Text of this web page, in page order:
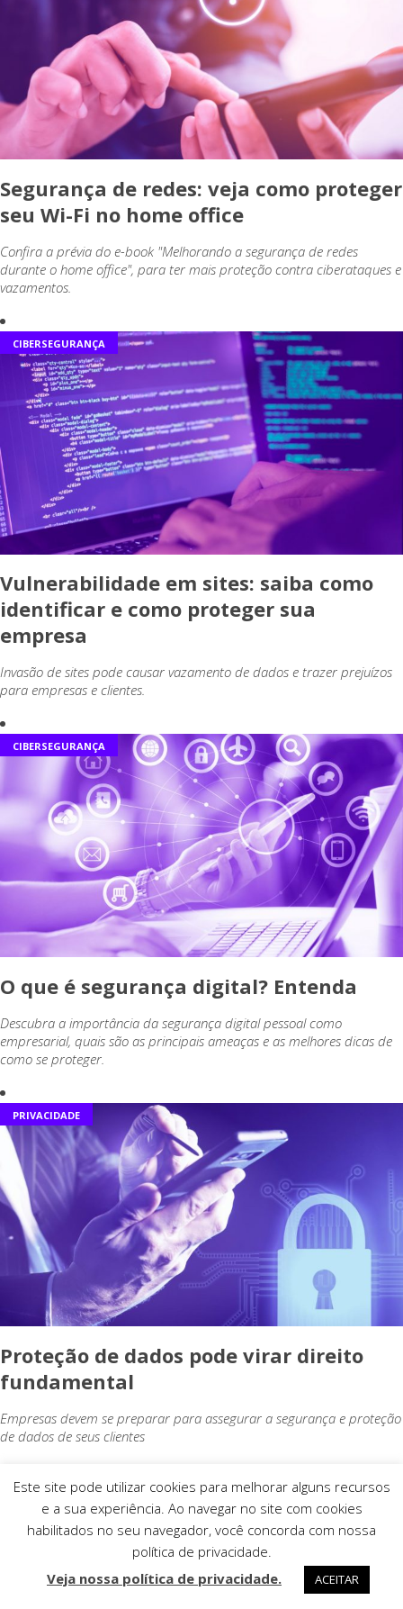
Segurança de redes: veja como proteger
seu Wi-Fi no home office
Confira a prévia do e-book "Melhorando a segurança de redes
durante o home office", para ter mais proteção contra ciberataques e
vazamentos.
CIBERSEGURANÇA
Vulnerabilidade em sites: saiba como
identificar e como proteger sua
empresa
Invasão de sites pode causar vazamento de dados e trazer prejuízos
para empresas e clientes.
CIBERSEGURANÇA
O que é segurança digital? Entenda
Descubra a importância da segurança digital pessoal como
empresarial, quais são as principais ameaças e as melhores dicas de
como se proteger.
PRIVACIDADE
Proteção de dados pode virar direito
fundamental
Empresas devem se preparar para assegurar a segurança e proteção
de dados de seus clientes
CIBERSEGURANÇA
Este site pode utilizar cookies para melhorar alguns recursos
e a sua experiência. Ao navegar no site com cookies
habilitados no seu navegador, você concorda com nossa
política de privacidade.
Veja nossa política de privacidade.
ACEITAR